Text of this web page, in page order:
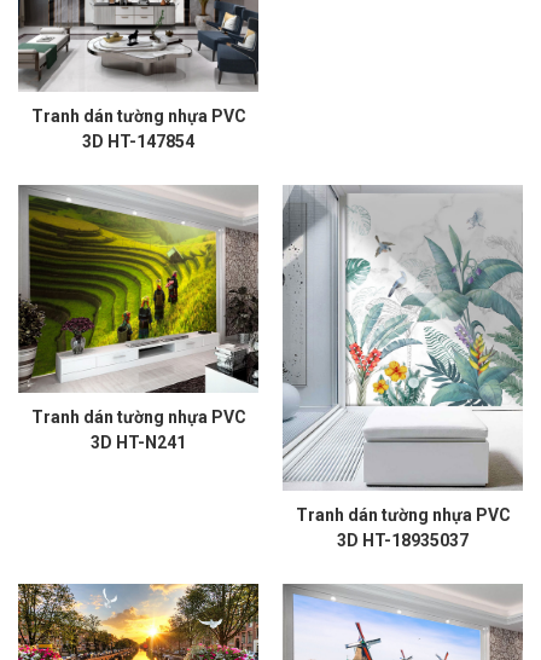
Tranh dán tường nhựa PVC
3D HT-147854
Tranh dán tường nhựa PVC
3D HT-N241
Tranh dán tường nhựa PVC
3D HT-18935037